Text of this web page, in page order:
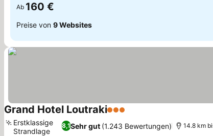
Ab 160 €
Preise von 9 Websites
Grand Hotel Loutraki3 Sterne
8,1Sehr gut (1.243 Bewertungen)
Erstklassige
Strandlage
14.8 km